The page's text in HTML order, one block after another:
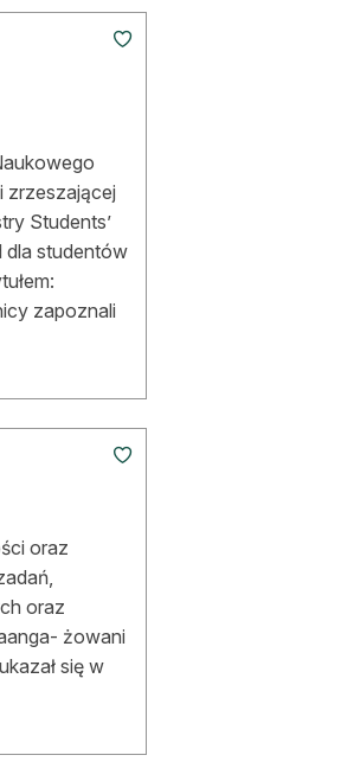
zrzeszającej
Students’
dla studentów
zapoznali
oraz
oraz
żowani
się w